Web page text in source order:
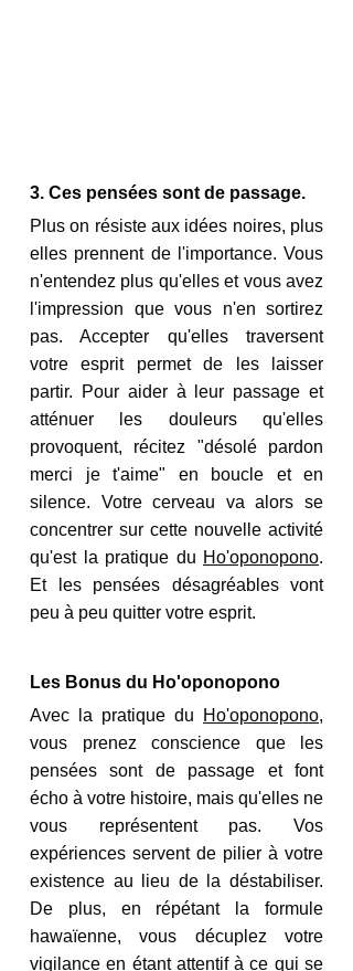
3. Ces pensées sont de passage.
Plus on résiste aux idées noires, plus
elles prennent de l'importance. Vous
n'entendez plus qu'elles et vous avez
l'impression que vous n'en sortirez
pas. Accepter qu'elles traversent
votre esprit permet de les laisser
partir. Pour aider à leur passage et
atténuer les douleurs qu'elles
provoquent, récitez "désolé pardon
merci je t'aime" en boucle et en
silence. Votre cerveau va alors se
concentrer sur cette nouvelle activité
qu'est la pratique du Ho'oponopono.
Et les pensées désagréables vont
peu à peu quitter votre esprit.
Les Bonus du Ho'oponopono
Avec la pratique du
Ho'oponopono,
vous prenez conscience que les
pensées sont de passage et font
écho à votre histoire, mais qu'elles ne
vous représentent pas. Vos
expériences servent de pilier à votre
existence au lieu de la déstabiliser.
De plus, en répétant la formule
hawaïenne, vous décuplez votre
vigilance en étant attentif à ce qui se